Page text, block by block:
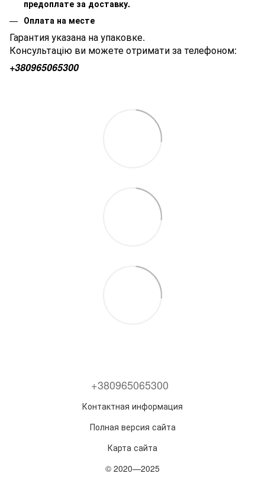
предоплате за доставку.
Оплата на месте
Гарантия указана на упаковке.
Консультацію ви можете отримати за телефоном:
+380965065300
+380965065300
Контактная информация
Полная версия сайта
Карта сайта
© 2020—2025